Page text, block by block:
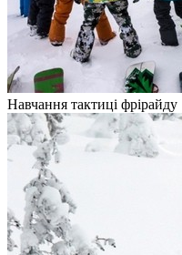
Навчання тактиці фрірайду